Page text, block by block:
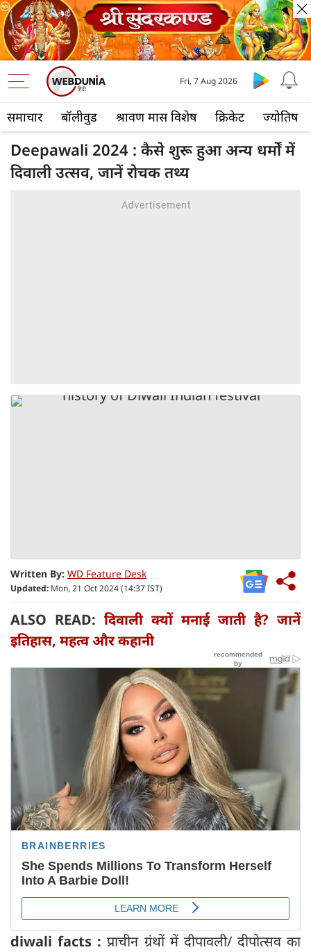
समाचार बॉलीवुड श्रावण मास विशेष क्रिकेट ज्योतिष
Fri, 7 Aug 2026
Deepawali 2024 : कैसे शुरू हुआ अन्य धर्मों में
दिवाली उत्सव, जानें रोचक तथ्य
Written By: WD Feature Desk
Updated: Mon, 21 Oct 2024 (14:37 IST)
ALSO READ: दिवाली क्यों मनाई जाती है? जानें
इतिहास, महत्व और कहानी
diwali facts :प्राचीन ग्रंथों में दीपावली/ दीपोत्सव का